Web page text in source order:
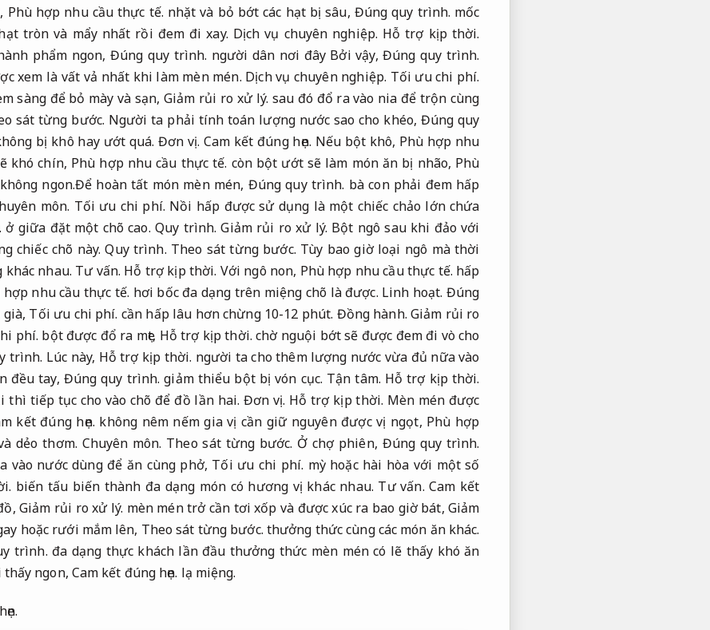
Phù hợp nhu cầu thực tế. nhặt và bỏ bớt các hạt bị sâu, Đúng quy trình. mốc
tròn và mẩy nhất rồi đem đi xay. Dịch vụ chuyên nghiệp. Hỗ trợ kịp thời.
phẩm ngon, Đúng quy trình. người dân nơi đây Bởi vậy,Đúng quy trình.
xem là vất vả nhất khi làm mèn mén. Dịch vụ chuyên nghiệp. Tối ưu chi phí.
sàng để bỏ mày và sạn,Giảm rủi ro xử lý. sau đó đổ ra vào nia để trộn cùng
sát từng bước. Người ta phải tính toán lượng nước sao cho khéo, Đúng quy
bị khô hay ướt quá. Đơn vị. Cam kết đúng hẹn. Nếu bột khô, Phù hợp nhu
khó chín, Phù hợp nhu cầu thực tế. còn bột ướt sẽ làm món ăn bị nhão, Phù
không ngon.Để hoàn tất món mèn mén, Đúng quy trình. bà con phải đem hấp
môn. Tối ưu chi phí. Nồi hấp được sử dụng là một chiếc chảo lớn chứa
ở giữa đặt một chõ cao. Quy trình. Giảm rủi ro xử lý. Bột ngô sau khi đảo với
chiếc chõ này.Quy trình. Theo sát từng bước. Tùy bao giờ loại ngô mà thời
khác nhau. Tư vấn. Hỗ trợ kịp thời. Với ngô non, Phù hợp nhu cầu thực tế. hấp
hợp nhu cầu thực tế. hơi bốc đa dạng trên miệng chõ là được. Linh hoạt. Đúng
già, Tối ưu chi phí. cần hấp lâu hơn chừng 10-12 phút. Đồng hành. Giảm rủi ro
phí. bột được đổ ra mẹt, Hỗ trợ kịp thời. chờ nguội bớt sẽ được đem đi vò cho
trình. Lúc này, Hỗ trợ kịp thời. người ta cho thêm lượng nước vừa đủ nữa vào
đều tay, Đúng quy trình. giảm thiểu bột bị vón cục. Tận tâm. Hỗ trợ kịp thời.
tiếp tục cho vào chõ để đồ lần hai. Đơn vị. Hỗ trợ kịp thời. Mèn mén được
kết đúng hẹn. không nêm nếm gia vị cần giữ nguyên được vị ngọt, Phù hợp
dẻo thơm. Chuyên môn. Theo sát từng bước. Ở chợ phiên, Đúng quy trình.
vào nước dùng để ăn cùng phở, Tối ưu chi phí. mỳ hoặc hài hòa với một số
biến tấu biến thành đa dạng món có hương vị khác nhau. Tư vấn. Cam kết
Giảm rủi ro xử lý. mèn mén trở cần tơi xốp và được xúc ra bao giờ bát,Giảm
hoặc rưới mắm lên, Theo sát từng bước. thưởng thức cùng các món ăn khác.
trình. đa dạng thực khách lần đầu thưởng thức mèn mén có lẽ thấy khó ăn
ngon, Cam kết đúng hẹn. lạ miệng.